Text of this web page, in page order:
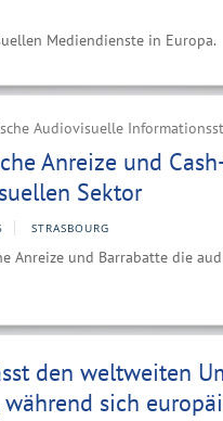
Mediendienste in Europa.
Audiovisuelle
Anreize und
Sektor
STRASBOURG
Anreize und Barrabatte die
den weltweiten
während sich